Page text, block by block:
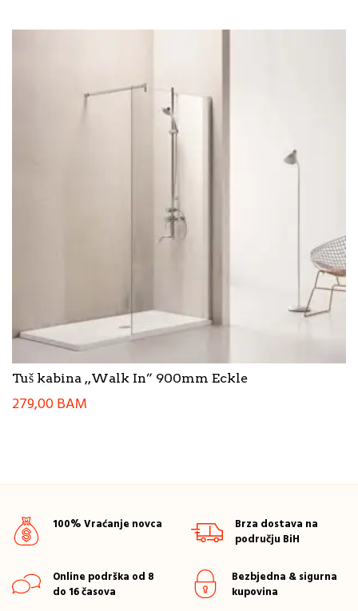
Tuš kabina ,,Walk In” 900mm Eckle
279,00BAM
100% Vraćanje novca
Brza dostava na
području BiH
Online podrška od 8
do 16 časova
Bezbjedna & sigurna
kupovina